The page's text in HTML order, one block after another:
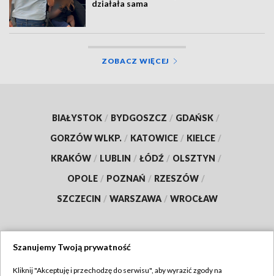
działała sama
ZOBACZ WIĘCEJ
BIAŁYSTOK / BYDGOSZCZ / GDAŃSK /
GORZÓW WLKP. / KATOWICE / KIELCE /
KRAKÓW / LUBLIN / ŁÓDŹ / OLSZTYN /
OPOLE / POZNAŃ / RZESZÓW /
SZCZECIN / WARSZAWA / WROCŁAW
Szanujemy Twoją prywatność
Kliknij "Akceptuję i przechodzę do serwisu", aby wyrazić zgody na